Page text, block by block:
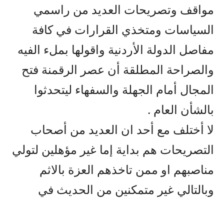
مواقف وتصريحات العديد من راسمي
السياسات ومتخذي القرارات في كافة
مفاصل الدولة الأردنية واقولها بملء الفيه
والصراحة المطلقة أن عصر الرقمنة فتح
المجال أمام الجهلة والسفهاء ليتحدثوا
بالشأن العام .
لا أختلف مع أحد ان العديد من أصحاب
التصريحات هم بداية إما غير مؤهلين لتولي
مناصبهم او ممن تاخذهم العزة بالاثم
وبالتالي غير متمكنين من الحديث في